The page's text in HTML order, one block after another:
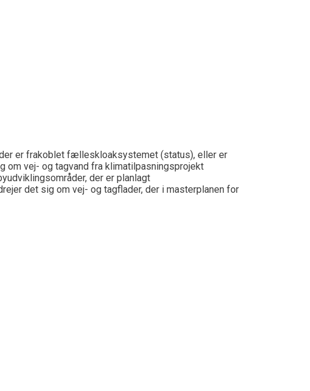
er frakoblet fælleskloaksystemet (status), eller er
om vej- og tagvand fra klimatilpasningsprojekt
der er planlagt
det sig om vej- og tagflader, der i masterplanen for